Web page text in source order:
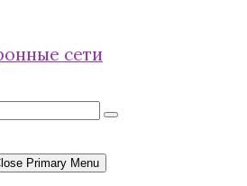
сети
Primary Menu